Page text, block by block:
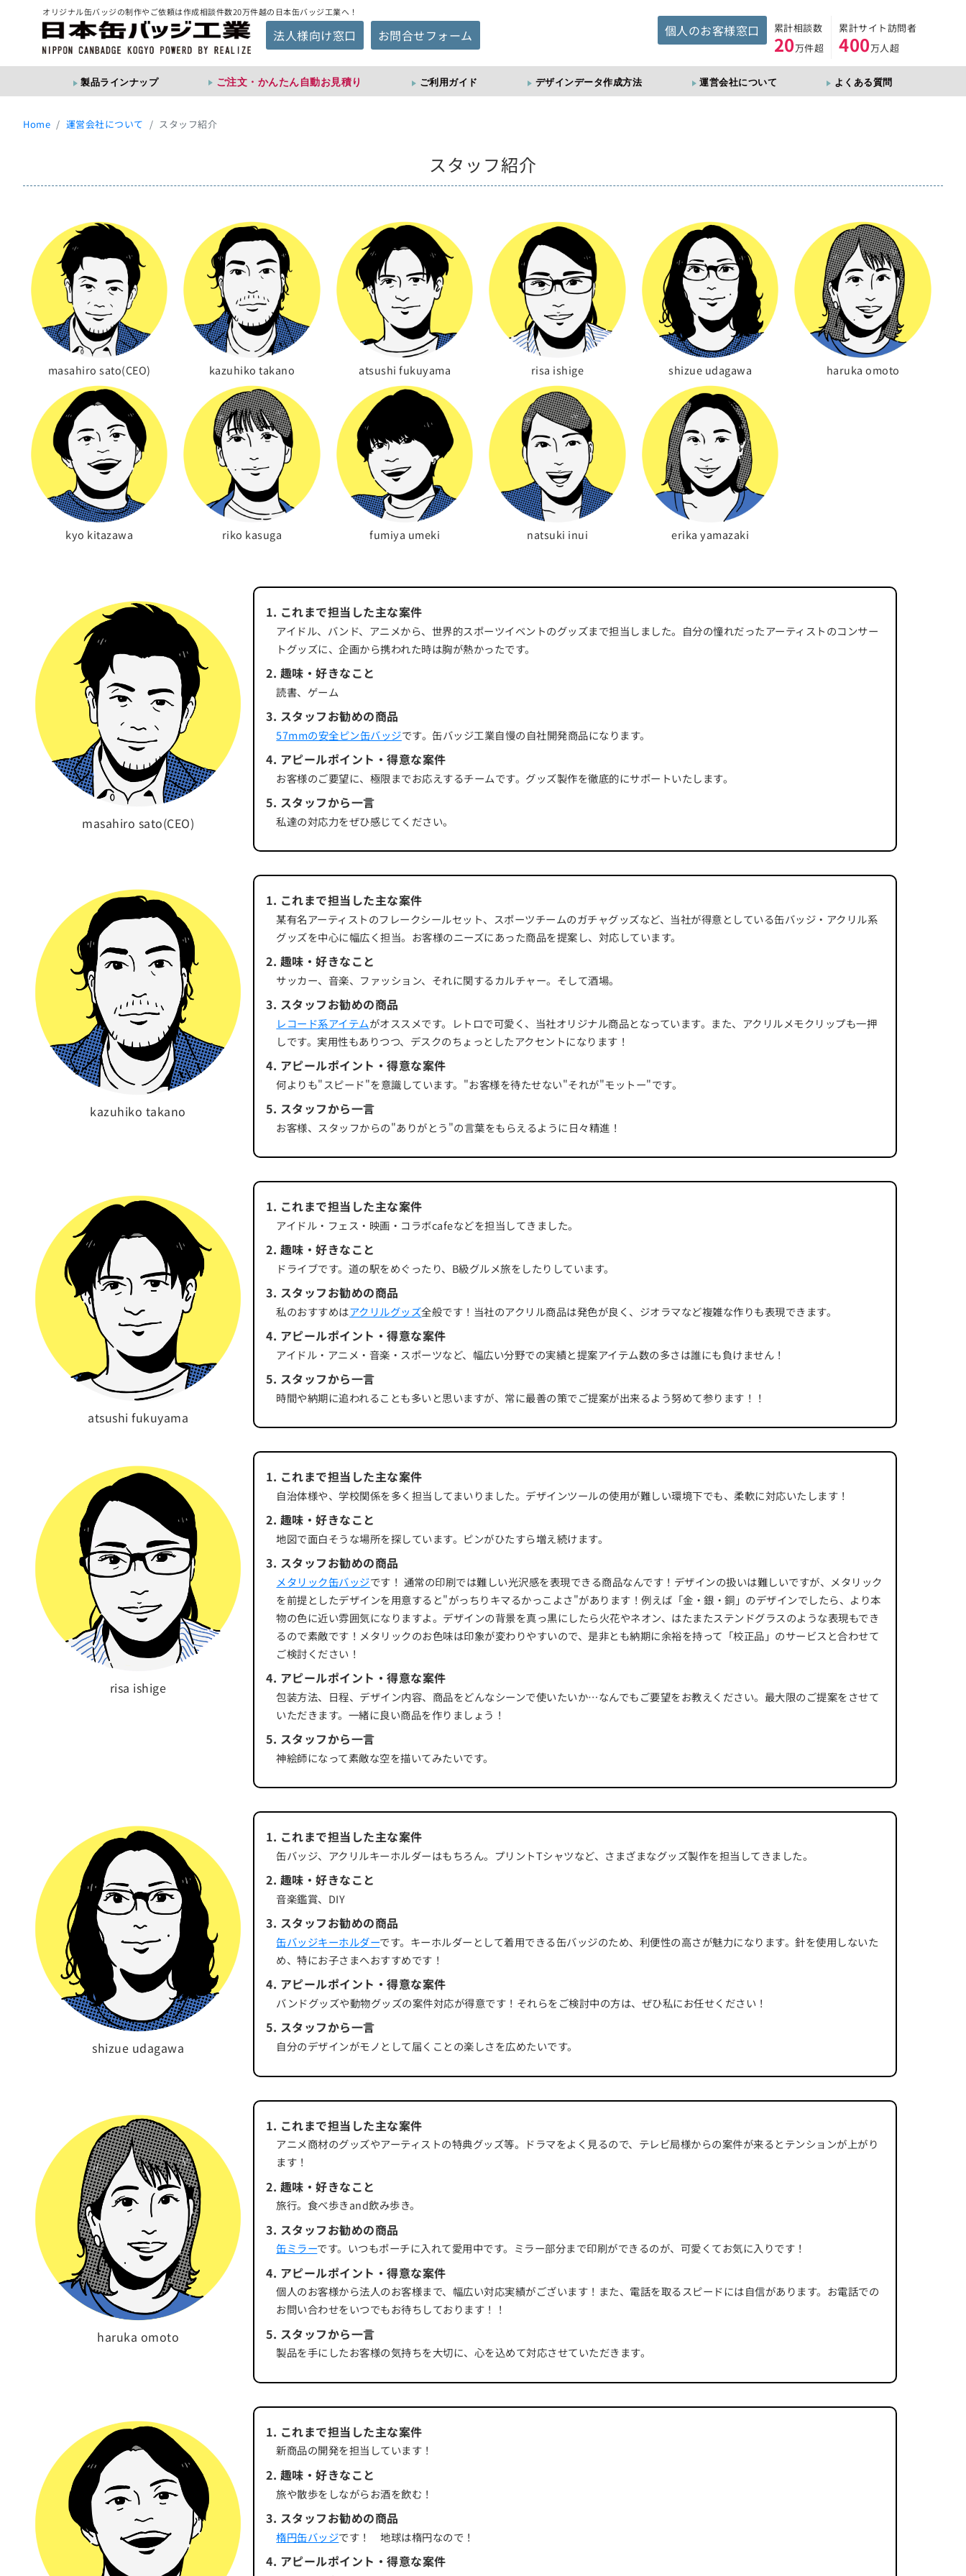
オリジナル缶バッジの制作やご依頼は作成相談件数20万件越の日本缶バッジ工業へ！
法人様向け窓口 お問合せフォーム 個人のお客様窓口 累計相談数
20万件超
累計サイト訪問者
400万人超
製品ラインナップ ご注文・かんたん自動お見積り ご利用ガイド デザインデータ作成方法 運営会社について よくある質問
Home 運営会社について スタッフ紹介
スタッフ紹介
masahiro sato(CEO) kazuhiko takano atsushi fukuyama risa ishige shizue udagawa haruka omoto
kyo kitazawa riko kasuga fumiya umeki natsuki inui erika yamazaki
masahiro sato(CEO)
1. これまで担当した主な案件
アイドル、バンド、アニメから、世界的スポーツイベントのグッズまで担当しました。自分の憧れだったアーティストのコンサー
トグッズに、企画から携われた時は胸が熱かったです。
2. 趣味・好きなこと
読書、ゲーム
3. スタッフお勧めの商品
57mmの安全ピン缶バッジです。缶バッジ工業自慢の自社開発商品になります。
4. アピールポイント・得意な案件
お客様のご要望に、極限までお応えするチームです。グッズ製作を徹底的にサポートいたします。
5. スタッフから一言
私達の対応力をぜひ感じてください。
kazuhiko takano
1. これまで担当した主な案件
某有名アーティストのフレークシールセット、スポーツチームのガチャグッズなど、当社が得意としている缶バッジ・アクリル系
グッズを中心に幅広く担当。お客様のニーズにあった商品を提案し、対応しています。
2. 趣味・好きなこと
サッカー、音楽、ファッション、それに関するカルチャー。そして酒場。
3. スタッフお勧めの商品
レコード系アイテムがオススメです。レトロで可愛く、当社オリジナル商品となっています。また、アクリルメモクリップも一押
しです。実用性もありつつ、デスクのちょっとしたアクセントになります！
4. アピールポイント・得意な案件
何よりも"スピード"を意識しています。"お客様を待たせない"それが"モットー"です。
5. スタッフから一言
お客様、スタッフからの"ありがとう"の言葉をもらえるように日々精進！
atsushi fukuyama
1. これまで担当した主な案件
アイドル・フェス・映画・コラボcafeなどを担当してきました。
2. 趣味・好きなこと
ドライブです。道の駅をめぐったり、B級グルメ旅をしたりしています。
3. スタッフお勧めの商品
私のおすすめはアクリルグッズ全般です！当社のアクリル商品は発色が良く、ジオラマなど複雑な作りも表現できます。
4. アピールポイント・得意な案件
アイドル・アニメ・音楽・スポーツなど、幅広い分野での実績と提案アイテム数の多さは誰にも負けません！
5. スタッフから一言
時間や納期に追われることも多いと思いますが、常に最善の策でご提案が出来るよう努めて参ります！！
risa ishige
1. これまで担当した主な案件
自治体様や、学校関係を多く担当してまいりました。デザインツールの使用が難しい環境下でも、柔軟に対応いたします！
2. 趣味・好きなこと
地図で面白そうな場所を探しています。ピンがひたすら増え続けます。
3. スタッフお勧めの商品
メタリック缶バッジです！ 通常の印刷では難しい光沢感を表現できる商品なんです！デザインの扱いは難しいですが、メタリック
を前提としたデザインを用意すると"がっちりキマるかっこよさ"があります！例えば「金・銀・銅」のデザインでしたら、より本
物の色に近い雰囲気になりますよ。デザインの背景を真っ黒にしたら火花やネオン、はたまたステンドグラスのような表現もでき
るので素敵です！メタリックのお色味は印象が変わりやすいので、是非とも納期に余裕を持って「校正品」のサービスと合わせて
ご検討ください！
4. アピールポイント・得意な案件
包装方法、日程、デザイン内容、商品をどんなシーンで使いたいか…なんでもご要望をお教えください。最大限のご提案をさせて
いただきます。一緒に良い商品を作りましょう！
5. スタッフから一言
神絵師になって素敵な空を描いてみたいです。
shizue udagawa
1. これまで担当した主な案件
缶バッジ、アクリルキーホルダーはもちろん。プリントTシャツなど、さまざまなグッズ製作を担当してきました。
2. 趣味・好きなこと
音楽鑑賞、DIY
3. スタッフお勧めの商品
缶バッジキーホルダーです。キーホルダーとして着用できる缶バッジのため、利便性の高さが魅力になります。針を使用しないた
め、特にお子さまへおすすめです！
4. アピールポイント・得意な案件
バンドグッズや動物グッズの案件対応が得意です！それらをご検討中の方は、ぜひ私にお任せください！
5. スタッフから一言
自分のデザインがモノとして届くことの楽しさを広めたいです。
haruka omoto
1. これまで担当した主な案件
アニメ商材のグッズやアーティストの特典グッズ等。ドラマをよく見るので、テレビ局様からの案件が来るとテンションが上がり
ます！
2. 趣味・好きなこと
旅行。食べ歩きand飲み歩き。
3. スタッフお勧めの商品
缶ミラーです。いつもポーチに入れて愛用中です。ミラー部分まで印刷ができるのが、可愛くてお気に入りです！
4. アピールポイント・得意な案件
個人のお客様から法人のお客様まで、幅広い対応実績がございます！また、電話を取るスピードには自信があります。お電話での
お問い合わせをいつでもお待ちしております！！
5. スタッフから一言
製品を手にしたお客様の気持ちを大切に、心を込めて対応させていただきます。
1. これまで担当した主な案件
新商品の開発を担当しています！
2. 趣味・好きなこと
旅や散歩をしながらお酒を飲む！
3. スタッフお勧めの商品
楕円缶バッジです！ 地球は楕円なので！
4. アピールポイント・得意な案件